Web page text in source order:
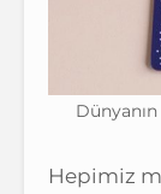
Hepimiz